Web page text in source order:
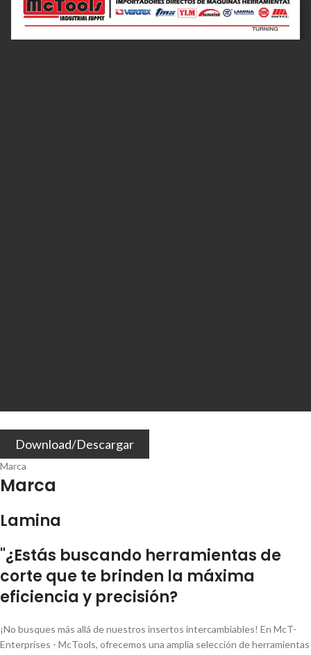
Download/Descargar
Marca
Marca
Lamina
"¿Estás buscando herramientas de
corte que te brinden la máxima
eficiencia y precisión?
¡No busques más allá de nuestros insertos intercambiables! En McT-
Enterprises - McTools, ofrecemos una amplia selección de herramientas